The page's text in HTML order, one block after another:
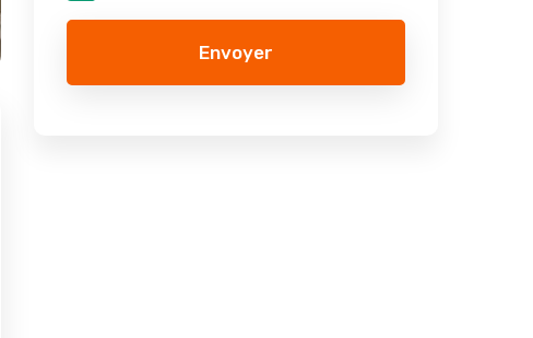
Envoyer